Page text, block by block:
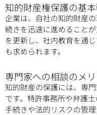
知的財産権保護の基
企業は、自社の知的財産
続きを迅速に進めること
を更新し、社内教育を通
も求められます。
専門家への相談のメ
知的財産の保護には、専
です。特許事務所や弁護
手続きや法的リスクの管理